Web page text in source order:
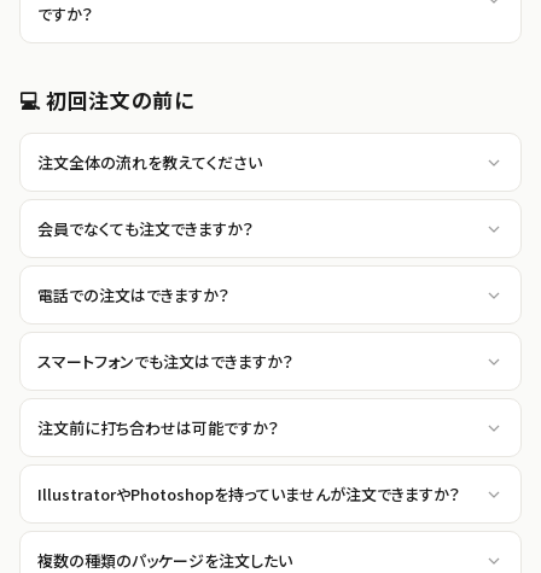
ですか？
💻 初回注文の前に
注文全体の流れを教えてください
会員でなくても注文できますか？
電話での注文はできますか？
スマートフォンでも注文はできますか？
注文前に打ち合わせは可能ですか？
IllustratorやPhotoshopを持っていませんが注文できますか？
複数の種類のパッケージを注文したい